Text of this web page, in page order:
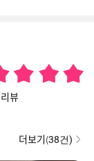
뷰
더보기(38건)